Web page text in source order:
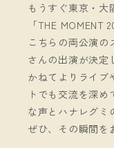
もうすぐ東京・大
「THE MOMENT
こちらの両公演
さんの出演が決定
かねてよりライブ
トでも交流を深
な声とハナレグミ
ぜひ、その瞬間